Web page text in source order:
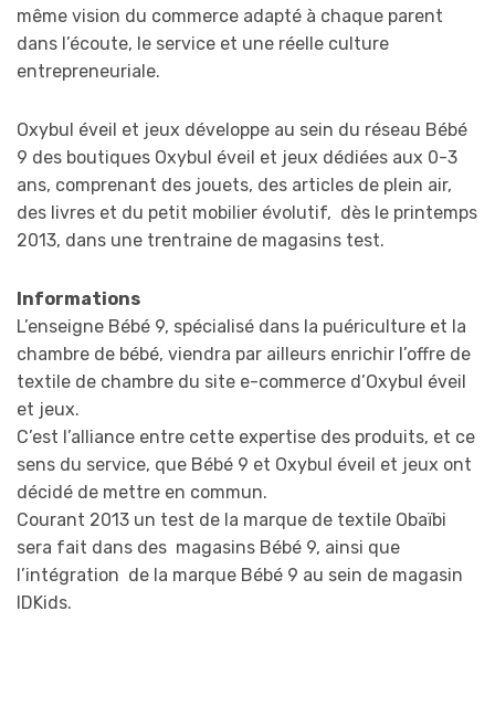
même vision du commerce adapté à chaque parent
dans l’écoute, le service et une réelle culture
entrepreneuriale.
Oxybul éveil et jeux développe au sein du réseau Bébé
9 des boutiques Oxybul éveil et jeux dédiées aux 0-3
ans, comprenant des jouets, des articles de plein air,
des livres et du petit mobilier évolutif, dès le printemps
2013, dans une trentraine de magasins test.
Informations
L’enseigne Bébé 9, spécialisé dans la puériculture et la
chambre de bébé, viendra par ailleurs enrichir l’offre de
textile de chambre du site e-commerce d’Oxybul éveil
et jeux.
C’est l’alliance entre cette expertise des produits, et ce
sens du service, que Bébé 9 et Oxybul éveil et jeux ont
décidé de mettre en commun.
Courant 2013 un test de la marque de textile Obaïbi
sera fait dans des magasins Bébé 9, ainsi que
l’intégration de la marque Bébé 9 au sein de magasin
IDKids.